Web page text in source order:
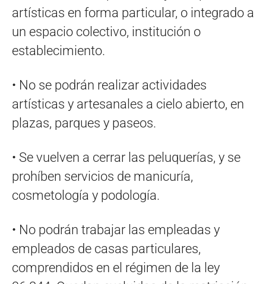
artísticas en forma particular, o integrado a
un espacio colectivo, institución o
establecimiento.
• No se podrán realizar actividades
artísticas y artesanales a cielo abierto, en
plazas, parques y paseos.
• Se vuelven a cerrar las peluquerías, y se
prohíben servicios de manicuría,
cosmetología y podología.
• No podrán trabajar las empleadas y
empleados de casas particulares,
comprendidos en el régimen de la ley